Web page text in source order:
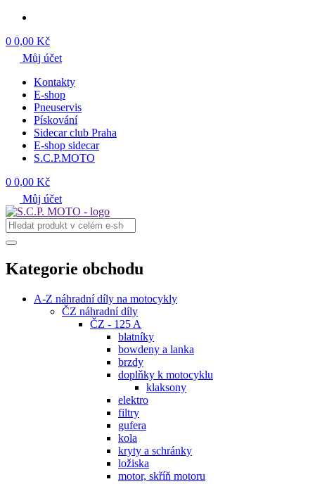
0 0,00 Kč
Můj účet
Kontakty
E-shop
Pneuservis
Pískování
Sidecar club Praha
E-shop sidecar
S.C.P.MOTO
0 0,00 Kč
Můj účet
Kategorie obchodu
A-Z náhradní díly na motocykly
ČZ náhradní díly
ČZ - 125 A
blatníky
bowdeny a lanka
brzdy
doplňky k motocyklu
klaksony
elektro
filtry
gufera
kola
kryty a schránky
ložiska
motor, skříň motoru